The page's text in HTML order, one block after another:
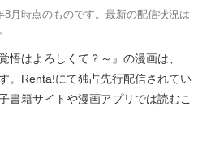
8月時点のものです。最新の配信状況は
悟はよろしくて？～』の漫画は、
。Renta!にて独占先行配信されてい
書籍サイトや漫画アプリでは読むこ